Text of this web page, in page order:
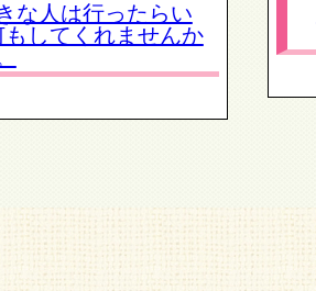
な人は行ったらい
もしてくれませんか